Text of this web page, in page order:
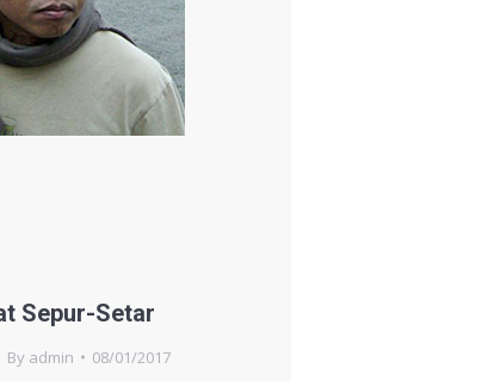
Sepur-Setar
By admin 08/01/2017